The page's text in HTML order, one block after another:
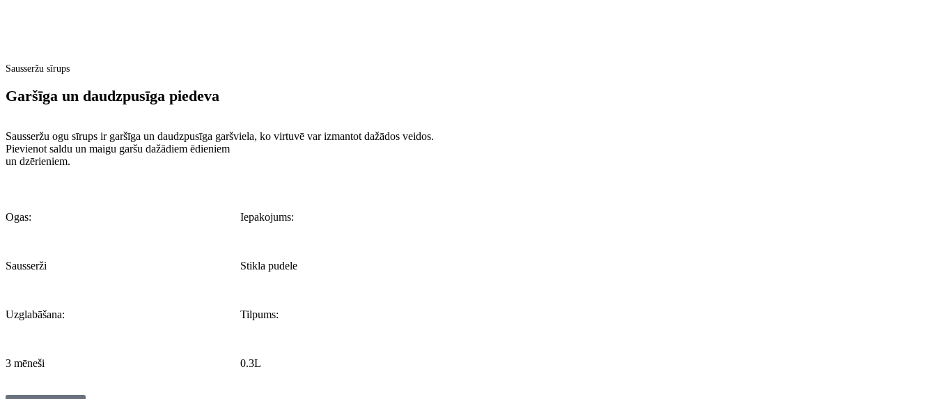
Sausseržu sīrups
Garšīga un daudzpusīga piedeva
Sausseržu ogu sīrups ir garšīga un daudzpusīga garšviela, ko virtuvē var izmantot dažādos veidos.
Pievienot saldu un maigu garšu dažādiem ēdieniem
un dzērieniem.
Ogas:
Sausserži
Iepakojums:
Stikla pudele
Uzglabāšana:
3 mēneši
Tilpums:
0.3L